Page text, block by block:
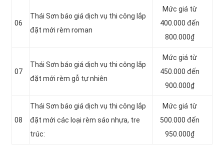
06
Thái Sơn báo giá dịch vụ thi công lắp
đặt mới rèm roman
Mức giá từ
400.000 đến
800.000₫
07
Thái Sơn báo giá dịch vụ thi công lắp
đặt mới rèm gỗ tự nhiên
Mức giá từ
450.000 đến
900.000₫
08
Thái Sơn báo giá dịch vụ thi công lắp
đặt mới các loại rèm sáo nhựa, tre
trúc:
Mức giá từ
500.000 đến
950.000₫